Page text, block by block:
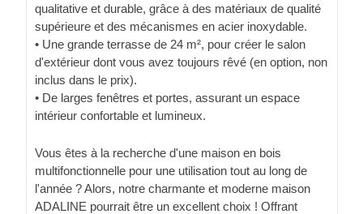
qualitative et durable, grâce à des matériaux de qualité
supérieure et des mécanismes en acier inoxydable.
• Une grande terrasse de 24 m², pour créer le salon
d'extérieur dont vous avez toujours rêvé (en option, non
inclus dans le prix).
• De larges fenêtres et portes, assurant un espace
intérieur confortable et lumineux.
Vous êtes à la recherche d'une maison en bois
multifonctionnelle pour une utilisation tout au long de
l'année ? Alors, notre charmante et moderne maison
ADALINE pourrait être un excellent choix ! Offrant